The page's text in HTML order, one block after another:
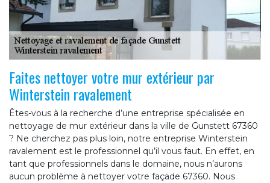
Faites nettoyer votre mur extérieur par
Winterstein ravalement
Êtes-vous à la recherche d’une entreprise spécialisée en
nettoyage de mur extérieur dans la ville de Gunstett 67360
? Ne cherchez pas plus loin, notre entreprise Winterstein
ravalement est le professionnel qu’il vous faut. En effet, en
tant que professionnels dans le domaine, nous n’aurons
aucun problème à nettoyer votre façade 67360. Nous